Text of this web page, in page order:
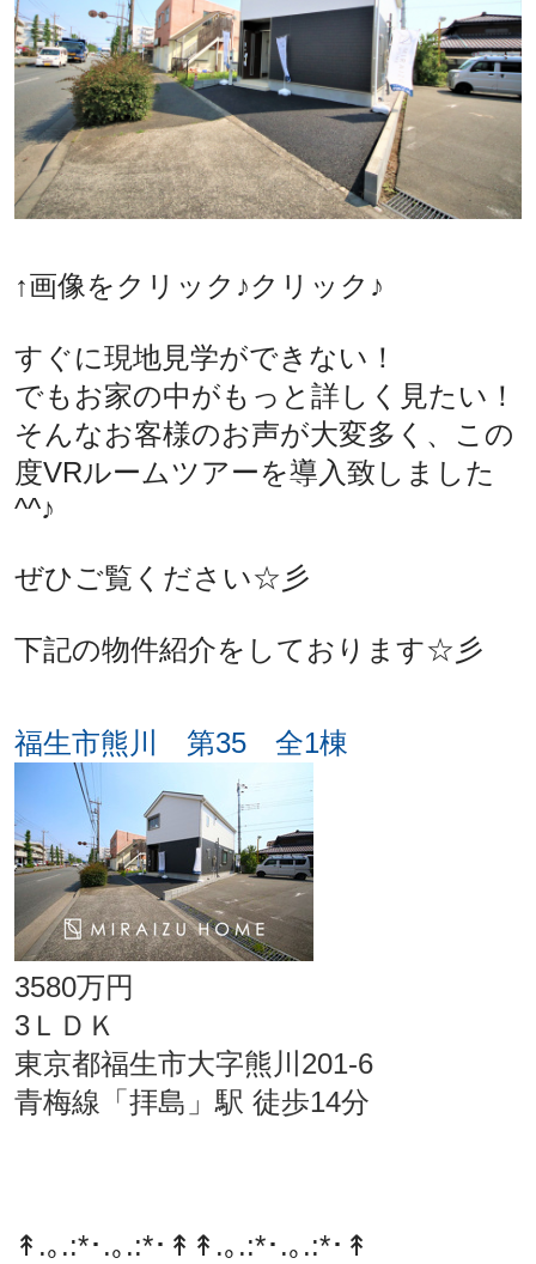
↑画像をクリック ♪クリック♪
すぐに現地見学ができない！
でもお家の中がもっと詳しく見たい！
そんなお客様のお声が大変多く、この
度VRルームツアーを導入致しました
^^♪
ぜひご覧ください☆彡
下記の物件紹介をしております☆彡
福生市熊川 第35 全1棟
3580万円
3ＬＤＫ
東京都福生市大字熊川201-6
青梅線「拝島」駅 徒歩14分
↟.｡.:*･.｡.:*･↟ ↟.｡.:*･.｡.:*･↟